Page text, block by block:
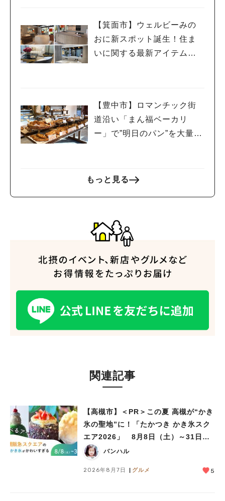
【箕面市】ウェルビーみの
おに新スポット誕生！住ま
いに関する最新アイテムが
【豊中市】ロマンチック街
道沿い「まん福ベーカリ
ー」で”明日のパン”を大量ゲ
もっと見る
関連記事
【高槻市】＜PR＞この夏 高槻が“かき
氷の聖地”に！「たかつき かき氷スク
エア2026」 8月8日（土）～31日
（月）バンハル
2026年8月7日 グルメ 5